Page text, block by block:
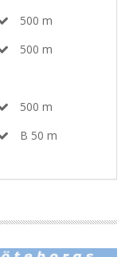
500 m
500 m
500 m
B 50 m